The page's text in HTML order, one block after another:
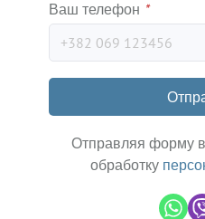
Ваш телефон *
Отправляя форму
обработку